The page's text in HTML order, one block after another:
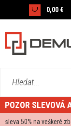
0,00 €
Hledat...
POZOR SLEVOVÁ
sleva 50% na veškeré